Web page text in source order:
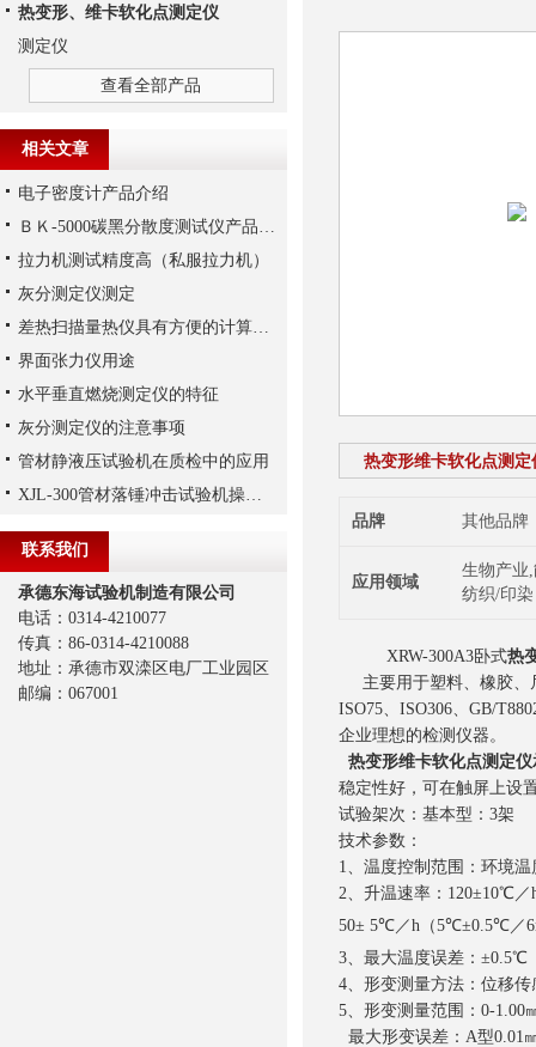
热变形维卡软化点测
品牌 其他品牌
应用领域
生物产业
纺织/印染
XRW-300A3卧式热
主要用于塑料、橡胶、
ISO75、ISO306、GB/
企业理想的检测仪器。
热变形维卡软化点测定
稳定性好，可在触屏上设
试验架次：基本型：3架
技术参数：
1、温度控制范围：环境
2、升温速率：120±10℃
50± 5℃／h（5℃±0.5℃／
3、最大温度误差：±0.5℃
4、形变测量方法：位移传
5、形变测量范围：0-1.00
最大形变误差：A型0.01
热变形、维卡软化点测定仪
测定仪
查看全部产品
相关文章
电子密度计产品介绍
ＢＫ-5000碳黑分散度测试仪产品简介
拉力机测试精度高（私服拉力机）
灰分测定仪测定
差热扫描量热仪具有方便的计算机数据处理系统
界面张力仪用途
水平垂直燃烧测定仪的特征
灰分测定仪的注意事项
管材静液压试验机在质检中的应用
XJL-300管材落锤冲击试验机操作方法
联系我们
承德东海试验机制造有限公司
电话：0314-4210077
传真：86-0314-4210088
地址：承德市双滦区电厂工业园区
邮编：067001